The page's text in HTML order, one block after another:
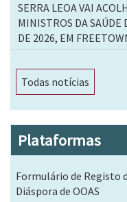
SERRA LEOA VAI
MINISTROS DA SAÚDE
DE 2026, EM
Todas notícias
Plataformas
Formulário de Registo
Diáspora de OOAS